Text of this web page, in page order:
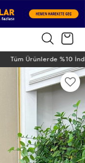
Tüm Ürünlerde %10